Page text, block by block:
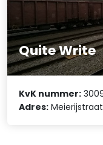
Quite Write
KvK nummer:
Adres: Meierijstraat